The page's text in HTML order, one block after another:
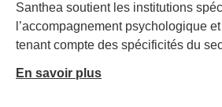
Santhea soutient les institutions
l’accompagnement psychologique
tenant compte des spécificités du
En savoir plus